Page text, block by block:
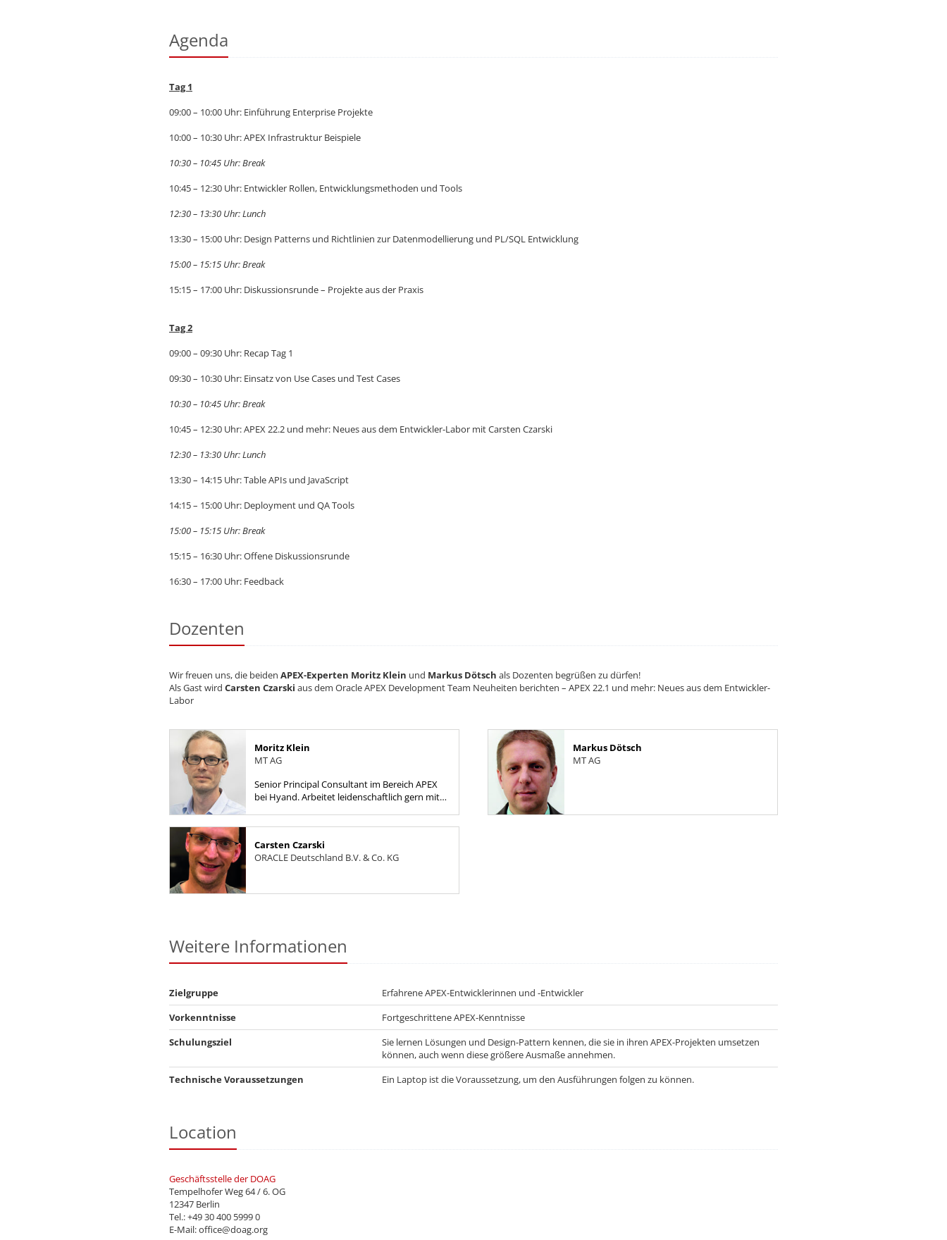
Agenda
Tag 1
09:00 – 10:00 Uhr: Einführung Enterprise Projekte
10:00 – 10:30 Uhr: APEX Infrastruktur Beispiele
10:30 – 10:45 Uhr: Break
10:45 – 12:30 Uhr: Entwickler Rollen, Entwicklungsmethoden und Tools
12:30 – 13:30 Uhr: Lunch
13:30 – 15:00 Uhr: Design Patterns und Richtlinien zur Datenmodellierung und PL/SQL Entwicklung
15:00 – 15:15 Uhr: Break
15:15 – 17:00 Uhr: Diskussionsrunde – Projekte aus der Praxis
Tag 2
09:00 – 09:30 Uhr: Recap Tag 1
09:30 – 10:30 Uhr: Einsatz von Use Cases und Test Cases
10:30 – 10:45 Uhr: Break
10:45 – 12:30 Uhr: APEX 22.2 und mehr: Neues aus dem Entwickler-Labor mit Carsten Czarski
12:30 – 13:30 Uhr: Lunch
13:30 – 14:15 Uhr: Table APIs und JavaScript
14:15 – 15:00 Uhr: Deployment und QA Tools
15:00 – 15:15 Uhr: Break
15:15 – 16:30 Uhr: Offene Diskussionsrunde
16:30 – 17:00 Uhr: Feedback
Dozenten
Wir freuen uns, die beiden APEX-Experten Moritz Klein und Markus Dötsch als Dozenten begrüßen zu dürfen!
Als Gast wird Carsten Czarski aus dem Oracle APEX Development Team Neuheiten berichten – APEX 22.1 und mehr: Neues aus dem Entwickler-
Labor
Moritz Klein
MT AG
Senior Principal Consultant im Bereich APEX
bei Hyand. Arbeitet leidenschaftlich gern mit
Markus Dötsch
MT AG
Carsten Czarski
ORACLE Deutschland B.V. & Co. KG
Weitere Informationen
Zielgruppe
Erfahrene APEX-Entwicklerinnen und -Entwickler
Vorkenntnisse
Fortgeschrittene APEX-Kenntnisse
Schulungsziel
Sie lernen Lösungen und Design-Pattern kennen, die sie in ihren APEX-Projekten umsetzen
können, auch wenn diese größere Ausmaße annehmen.
Technische Voraussetzungen
Ein Laptop ist die Voraussetzung, um den Ausführungen folgen zu können.
Location
Geschäftsstelle der DOAG
Tempelhofer Weg 64 / 6. OG
12347 Berlin
Tel.: +49 30 400 5999 0
E-Mail: office@doag.org